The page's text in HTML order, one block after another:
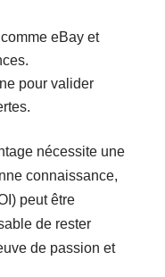
eBay et
pour valider
nécessite une
connaissance,
peut être
de rester
de passion et